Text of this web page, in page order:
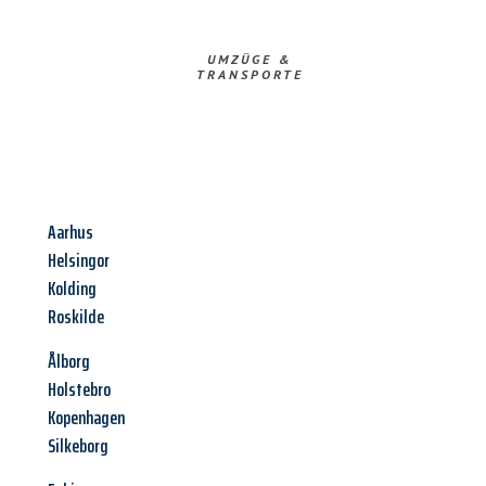
UMZÜGE &
TRANSPORTE
Aarhus
Helsingor
Kolding
Roskilde
Ålborg
Holstebro
Kopenhagen
Silkeborg